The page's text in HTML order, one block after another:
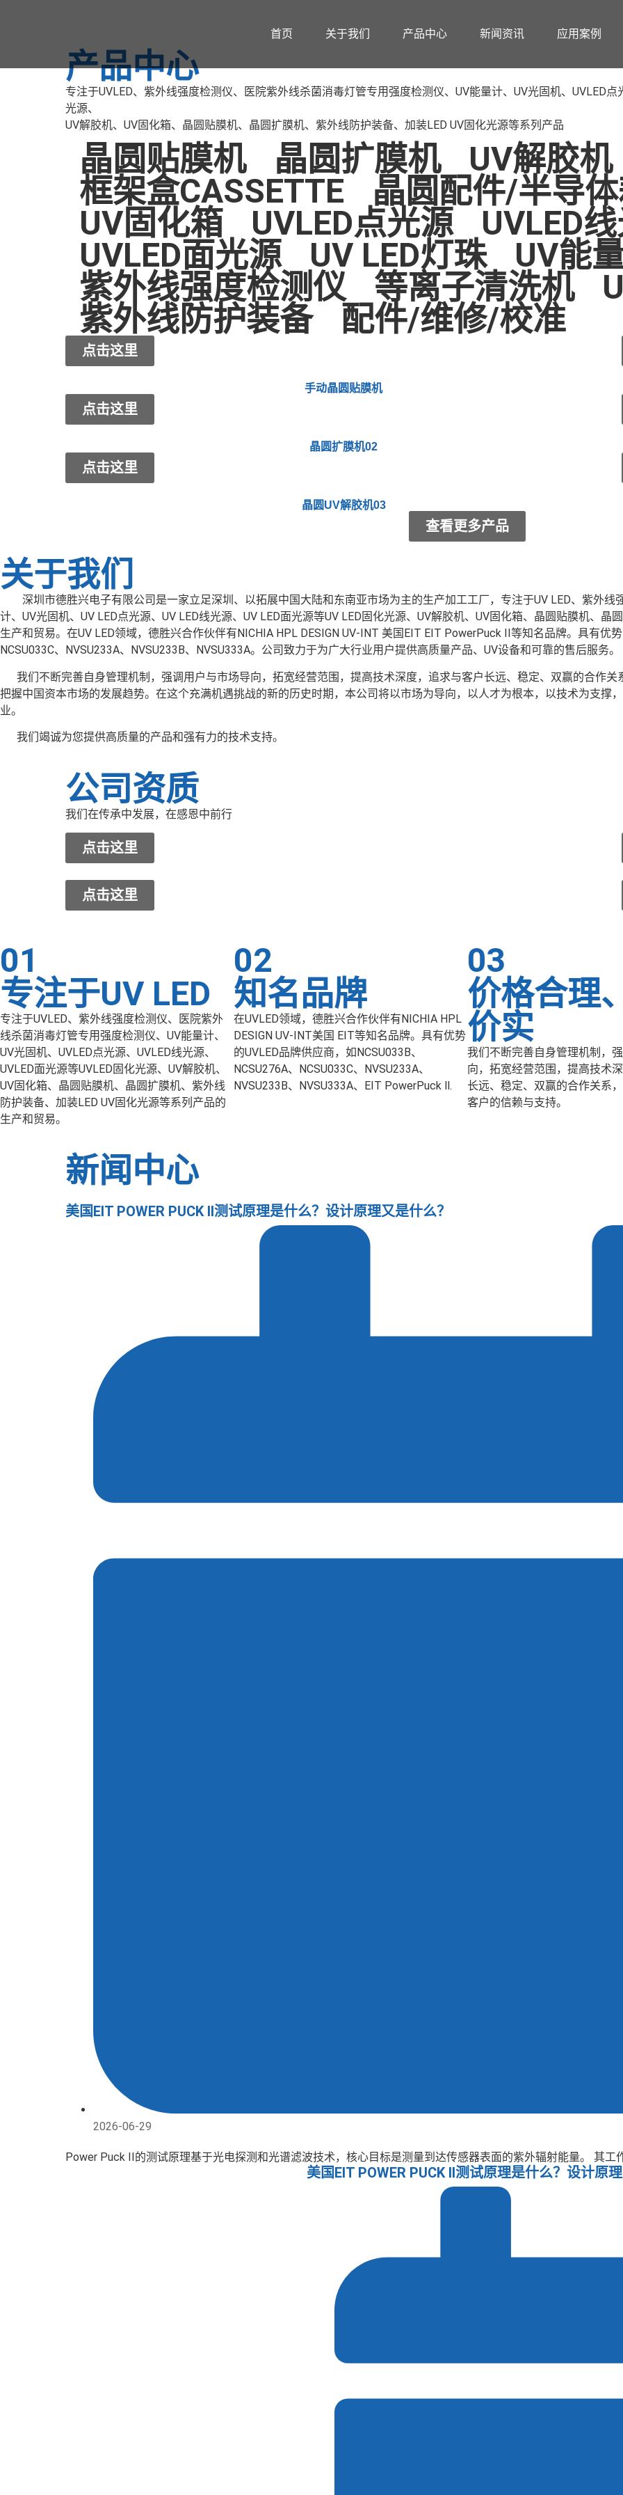
首页 关于我们 产品中心 新闻资讯 应用案例
产品中心
专注于UVLED、紫外线强度检测仪、医院紫外线杀菌消毒灯管专用强度检测仪、UV能量计、UV光固机、UVLED点
光源、
UV解胶机、UV固化箱、晶圆贴膜机、晶圆扩膜机、紫外线防护装备、加装LED UV固化光源等系列产品
晶圆贴膜机 晶圆扩膜机
UV解胶机
框架盒CASSETTE
晶圆配件/半导
UV固化箱
UVLED点光源
UVLED
UVLED面光源
UV LED灯珠
UV能
紫外线强度检测仪
等离子清洗机
紫外线防护装备
配件/维修/校准
点击这里
手动晶圆贴膜机
点击这里
晶圆扩膜机02
点击这里
晶圆UV解胶机03
查看更多产品
关于我们
深圳市德胜兴电子有限公司是一家立足深圳、以拓展中国大陆和东南亚市场为主的生产加工工厂，专注于UV LED、紫外线
计、UV光固机、UV LED点光源、UV LED线光源、UV LED面光源等UV LED固化光源、UV解胶机、UV固化箱、晶圆贴膜机、
生产和贸易。在UV LED领域，德胜兴合作伙伴有NICHIA HPL DESIGN UV-INT 美国EIT EIT PowerPuck II等知名品牌。具有优
NCSU033C、NVSU233A、NVSU233B、NVSU333A。公司致力于为广大行业用户提供高质量产品、UV设备和可靠的售后服务。
我们不断完善自身管理机制，强调用户与市场导向，拓宽经营范围，提高技术深度，追求与客户长远、稳定、双赢的合作
把握中国资本市场的发展趋势。在这个充满机遇挑战的新的历史时期，本公司将以市场为导向，以人才为根本，以技术为支撑
业。
我们竭诚为您提供高质量的产品和强有力的技术支持。
公司资质
我们在传承中发展，在感恩中前行
点击这里
点击这里
01
专注于UV LED
专注于UVLED、紫外线强度检测仪、医院紫外
线杀菌消毒灯管专用强度检测仪、UV能量计、
UV光固机、UVLED点光源、UVLED线光源、
UVLED面光源等UVLED固化光源、UV解胶机、
UV固化箱、晶圆贴膜机、晶圆扩膜机、紫外线
防护装备、加装LED UV固化光源等系列产品的
生产和贸易。
02
知名品牌
在UVLED领域，德胜兴合作伙伴有NICHIA HPL
DESIGN UV-INT美国 EIT等知名品牌。具有优势
的UVLED品牌供应商，如NCSU033B、
NCSU276A、NCSU033C、NVSU233A、
NVSU233B、NVSU333A、EIT PowerPuck ll.
03
价格合理
价实
我们不断完善自身管理机制，
向，拓宽经营范围，提高技术
长远、稳定、双赢的合作关系
客户的信赖与支持。
新闻中心
美国EIT POWER PUCK II测试原理是什么？设计原理又是什么？
2026-06-29
Power Puck II的测试原理基于光电探测和光谱滤波技术，核心目标是测量到达传感器表面的紫外辐射能量。 其工
美国EIT POWER PUCK II测试原理是什么？设计原